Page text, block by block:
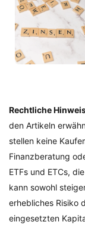
Rechtliche
den Artikeln
stellen keine
Finanzberatung
ETFs und ETCs,
kann sowohl
erhebliches Risiko
eingesetzten